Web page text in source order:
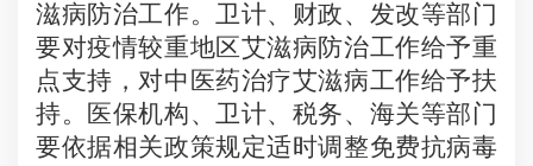
滋病防治工作。卫计、财政、发改等部门
要对疫情较重地区艾滋病防治工作给予重
点支持，对中医药治疗艾滋病工作给予扶
持。医保机构、卫计、税务、海关等部门
要依据相关政策规定适时调整免费抗病毒